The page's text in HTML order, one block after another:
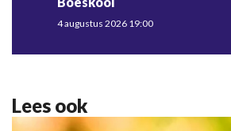
4 augustus 2026 19:00
Lees ook